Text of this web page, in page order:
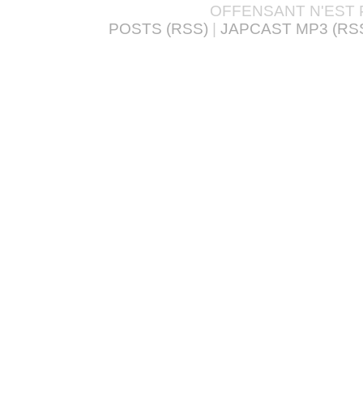
OFFENSANT N'EST
POSTS (RSS)
JAPCAST MP3